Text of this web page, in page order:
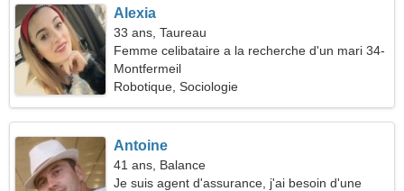
Alexia
33 ans, Taureau
Femme celibataire a la recherche d'un mari 34-
41
Montfermeil
Robotique, Sociologie
Antoine
41 ans, Balance
Je suis agent d'assurance, j'ai besoin d'une